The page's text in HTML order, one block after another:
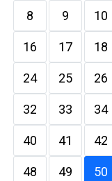
8 9 10
16 17 18
24 25 26
32 33 34
40 41 42
48 49 50